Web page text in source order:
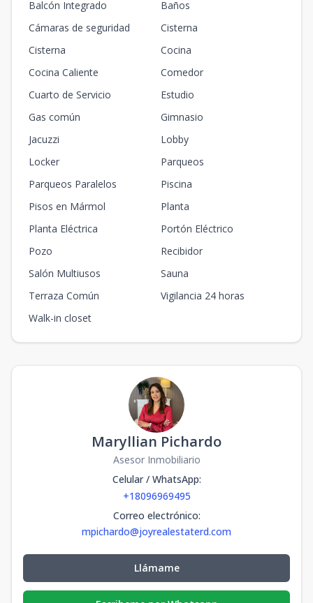
Balcón Integrado
Baños
Cámaras de seguridad
Cisterna
Cisterna
Cocina
Cocina Caliente
Comedor
Cuarto de Servicio
Estudio
Gas común
Gimnasio
Jacuzzi
Lobby
Locker
Parqueos
Parqueos Paralelos
Piscina
Pisos en Mármol
Planta
Planta Eléctrica
Portón Eléctrico
Pozo
Recibidor
Salón Multiusos
Sauna
Terraza Común
Vigilancia 24 horas
Walk-in closet
Maryllian Pichardo
Asesor Inmobiliario
Celular / WhatsApp:
+18096969495
Correo electrónico:
mpichardo@joyrealestaterd.com
Llámame